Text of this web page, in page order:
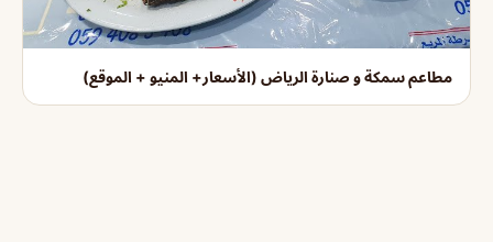
مطاعم سمكة و صنارة الرياض (الأسعار+ المنيو + الموقع)